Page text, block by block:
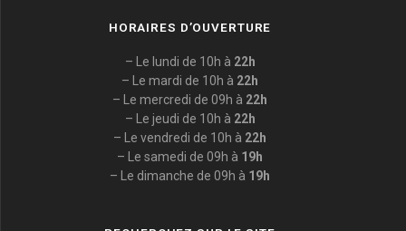
HORAIRES D’OUVERTURE
– Le lundi de 10h à 22h
– Le mardi de 10h à 22h
– Le mercredi de 09h à 22h
– Le jeudi de 10h à 22h
– Le vendredi de 10h à 22h
– Le samedi de 09h à 19h
– Le dimanche de 09h à 19h